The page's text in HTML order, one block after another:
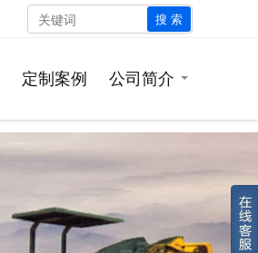
搜 索
定制案例 公司简介